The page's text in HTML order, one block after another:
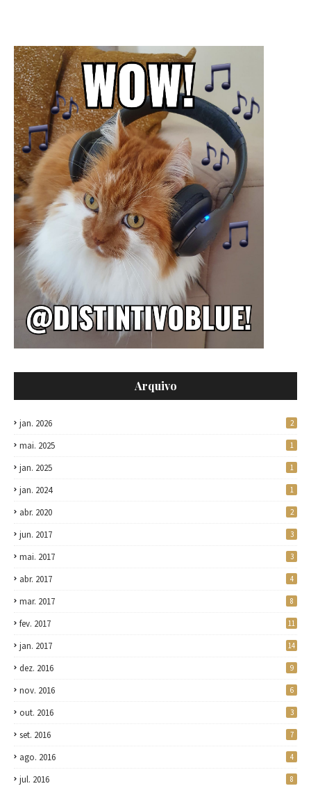
Arquivo
jan. 2026 2
mai. 2025 1
jan. 2025 1
jan. 2024 1
abr. 2020 2
jun. 2017 3
mai. 2017 3
abr. 2017 4
mar. 2017 8
fev. 2017 11
jan. 2017 14
dez. 2016 9
nov. 2016 6
out. 2016 3
set. 2016 7
ago. 2016 4
jul. 2016 8